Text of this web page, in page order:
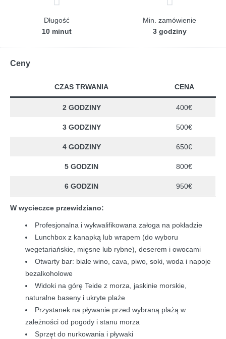
Długość
10 minut
Min. zamówienie
3 godziny
Ceny
CZAS TRWANIA CENA
2 GODZINY 400€
3 GODZINY 500€
4 GODZINY 650€
5 GODZIN 800€
6 GODZIN 950€
W wycieczce przewidziano:
Profesjonalna i wykwalifikowana załoga na pokładzie
Lunchbox z kanapką lub wrapem (do wyboru
wegetariańskie, mięsne lub rybne), deserem i owocami
Otwarty bar: białe wino, cava, piwo, soki, woda i napoje
bezalkoholowe
Widoki na górę Teide z morza, jaskinie morskie,
naturalne baseny i ukryte plaże
Przystanek na pływanie przed wybraną plażą w
zależności od pogody i stanu morza
Sprzęt do nurkowania i pływaki